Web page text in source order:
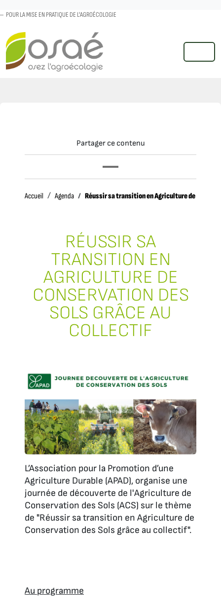
POUR LA MISE EN PRATIQUE DE L'AGROÉCOLOGIE
MENU
Partager ce contenu
Accueil AccueilAgenda Réussir sa transition en Agriculture de
RÉUSSIR SA
TRANSITION EN
AGRICULTURE DE
CONSERVATION DES
SOLS GRÂCE AU
COLLECTIF
L’Association pour la Promotion d’une
Agriculture Durable (APAD), organise une
journée de découverte de l'Agriculture de
Conservation des Sols (ACS) sur le thème
de "Réussir sa transition en Agriculture de
Conservation des Sols grâce au collectif".
Au programme